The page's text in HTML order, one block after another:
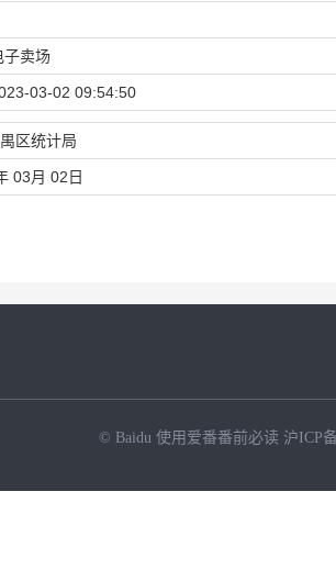
子卖场
03-02 09:54:50
区统计局
03月 02日
© Baidu 使用爱番番前必读 沪ICP